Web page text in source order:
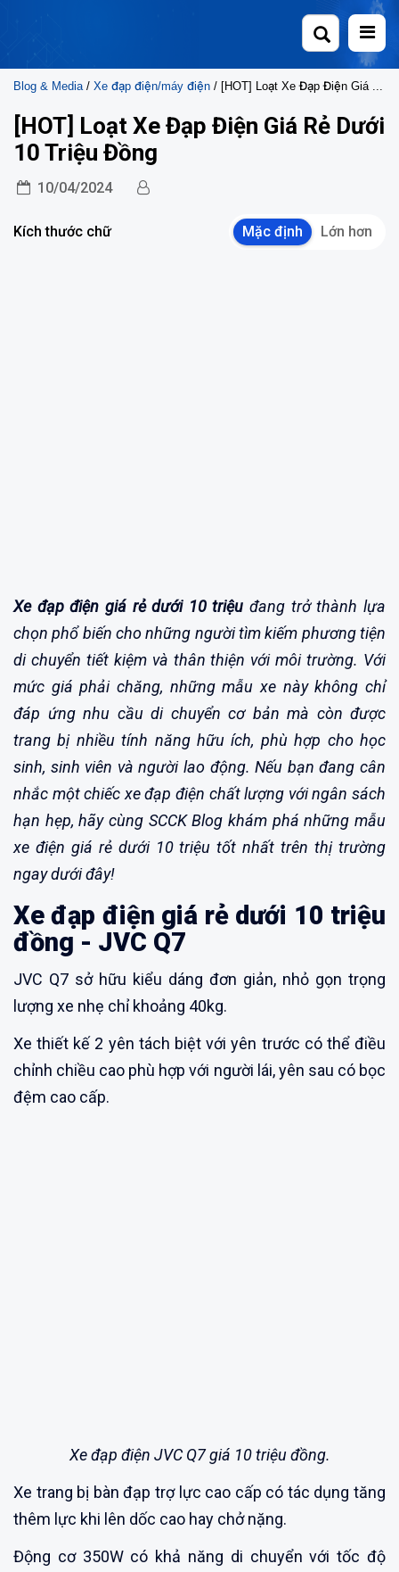
Blog & Media / Xe đạp điện/máy điện / [HOT] Loạt Xe Đạp Điện Giá Rẻ Dưới 10 Triệu Đồng
[HOT] Loạt Xe Đạp Điện Giá Rẻ Dưới
10 Triệu Đồng
10/04/2024
Kích thước chữ Mặc định Lớn hơn
Xe đạp điện giá rẻ dưới 10 triệu đang trở thành lựa
chọn phổ biến cho những người tìm kiếm phương tiện
di chuyển tiết kiệm và thân thiện với môi trường. Với
mức giá phải chăng, những mẫu xe này không chỉ
đáp ứng nhu cầu di chuyển cơ bản mà còn được
trang bị nhiều tính năng hữu ích, phù hợp cho học
sinh, sinh viên và người lao động. Nếu bạn đang cân
nhắc một chiếc xe đạp điện chất lượng với ngân sách
hạn hẹp, hãy cùng SCCK Blog khám phá những mẫu
xe điện giá rẻ dưới 10 triệu tốt nhất trên thị trường
ngay dưới đây!
Xe đạp điện giá rẻ dưới 10 triệu
đồng - JVC Q7
JVC Q7 sở hữu kiểu dáng đơn giản, nhỏ gọn trọng
lượng xe nhẹ chỉ khoảng 40kg.
Xe thiết kế 2 yên tách biệt với yên trước có thể điều
chỉnh chiều cao phù hợp với người lái, yên sau có bọc
đệm cao cấp.
Xe đạp điện JVC Q7 giá 10 triệu đồng.
Xe trang bị bàn đạp trợ lực cao cấp có tác dụng tăng
thêm lực khi lên dốc cao hay chở nặng.
Động cơ 350W có khả năng di chuyển với tốc độ